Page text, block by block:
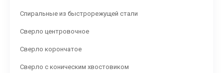
Спиральные из быстрорежущей стали
Сверло центровочное
Сверло корончатое
Сверло с коническим хвостовиком